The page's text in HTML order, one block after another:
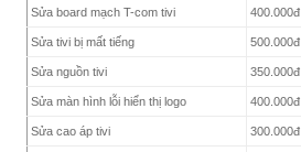
Sửa board mạch T-com tivi 400.000đ
Sửa tivi bị mất tiếng 500.000đ
Sửa nguồn tivi 350.000đ
Sửa màn hình lỗi hiển thị logo 400.000đ
Sửa cao áp tivi 300.000đ